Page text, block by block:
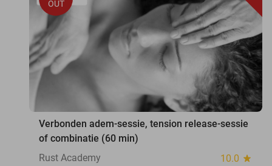
OUT
Verbonden adem-sessie, tension release-sessie
of combinatie (60 min)
Rust Academy
10.0 star